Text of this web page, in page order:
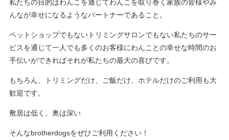
私たちの目的はわんこを通じてわんこを取り巻く家族の皆様やみ
んなが幸せになるようなパートナーであること。
ペットショップでもないトリミングサロンでもない私たちのサー
ビスを通じて一人でも多くのお客様にわんことの幸せな時間のお
手伝いができればそれが私たちの最大の喜びです。
もちろん、トリミングだけ、ご飯だけ、ホテルだけのご利用も大
歓迎です。
敷居は低く、奥は深い
そんなbrotherdogsをぜひご利用ください！